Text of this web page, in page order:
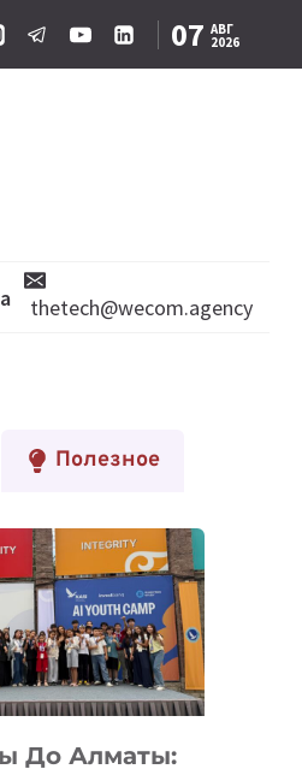
07 АВГ
2026
thetech@wecom.agency
Полезное
До Алматы: